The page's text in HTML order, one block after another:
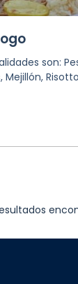
son:
Mejillón,